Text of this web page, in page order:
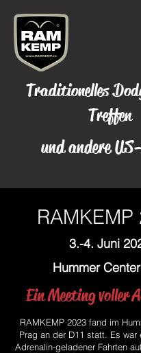
Traditionelles
Treffen
und andere
RAMKEMP
3.-4. Juni
Hummer
Ein Meeting voller
RAMKEMP 2023 fand im
Prag an der D11 statt. Es war
Adrenalin-geladener Fahrten